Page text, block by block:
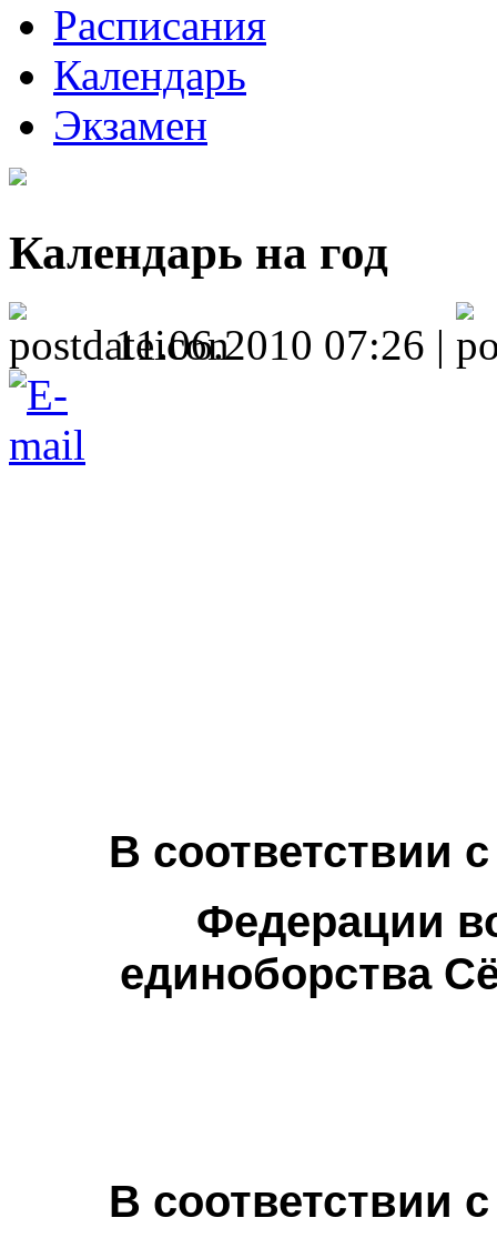
Расписания
Календарь
Экзамен
Календарь на год
11.06.2010 07:26 |
В соответствии
Федерации
единоборства
В соответствии